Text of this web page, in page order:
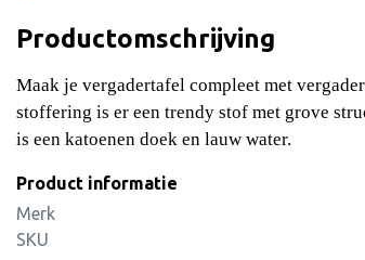
Productomschrijving
Maak je vergadertafel compleet met
stoffering is er een trendy stof met grove
is een katoenen doek en lauw water.
Product informatie
Merk
SKU